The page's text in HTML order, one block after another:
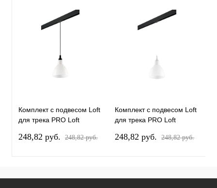
Комплект с подвесом Loft
для трека PRO Loft
248,82 pуб. 248,82 pуб.
Комплект с подвесом Loft
для трека PRO Loft
248,82 pуб. 248,82 pуб.